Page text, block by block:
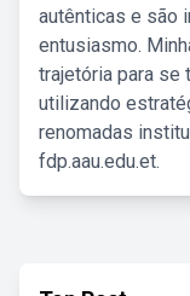
autênticas e são
entusiasmo.
trajetória para se
utilizando
renomadas
fdp.aau.edu.et.